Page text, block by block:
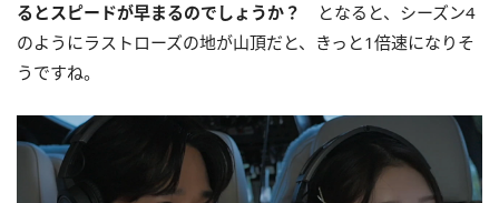
るとスピードが早まるのでしょうか？
となると、シーズン4
のようにラストローズの地が山頂だと、きっと1倍速になりそ
うですね。